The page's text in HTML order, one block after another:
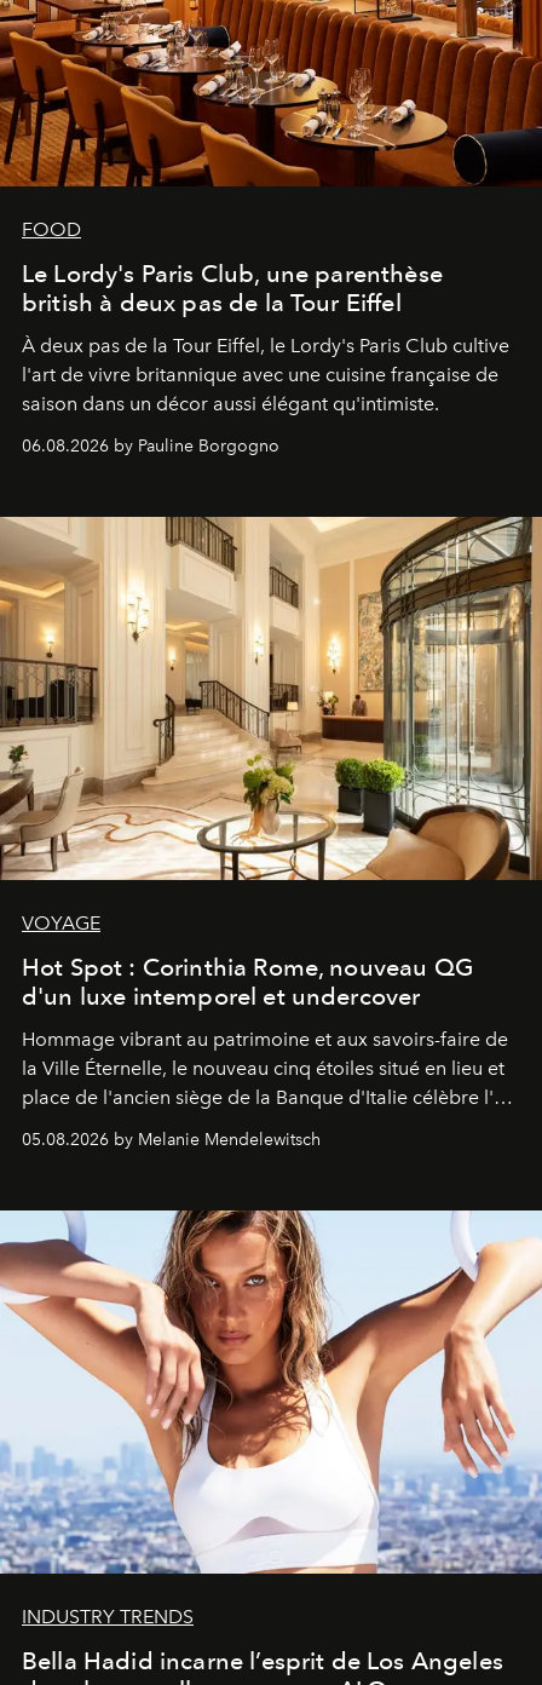
FOOD
Le Lordy's Paris Club, une parenthèse
british à deux pas de la Tour Eiffel
À deux pas de la Tour Eiffel, le Lordy's Paris Club cultive
l'art de vivre britannique avec une cuisine française de
saison dans un décor aussi élégant qu'intimiste.
06.08.2026 by Pauline Borgogno
VOYAGE
Hot Spot : Corinthia Rome, nouveau QG
d'un luxe intemporel et undercover
Hommage vibrant au patrimoine et aux savoirs-faire de
la Ville Éternelle, le nouveau cinq étoiles situé en lieu et
place de l'ancien siège de la Banque d'Italie célèbre l'art
de vivre Romain dans toute son élégance intemporelle.
05.08.2026 by Melanie Mendelewitsch
INDUSTRY TRENDS
Bella Hadid incarne l’esprit de Los Angeles